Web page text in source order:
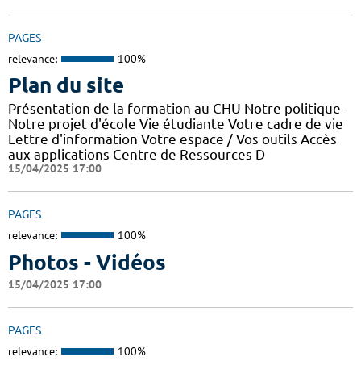
PAGES
relevance: 100%
Plan du site
Présentation de la formation au CHU Notre politique -
Notre projet d'école Vie étudiante Votre cadre de vie
Lettre d'information Votre espace / Vos outils Accès
aux applications Centre de Ressources D
15/04/2025 17:00
PAGES
relevance: 100%
Photos - Vidéos
15/04/2025 17:00
PAGES
relevance: 100%